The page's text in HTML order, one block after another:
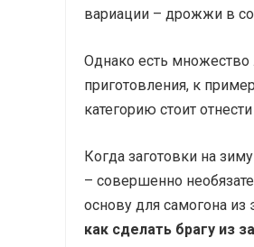
вариации – дрожжи в
Однако есть
приготовления, к
категорию стоит
Когда заготовки на
– совершенно
основу для самогона
как сделать брагу из